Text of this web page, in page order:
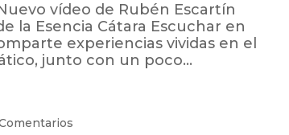
vídeo de Rubén Escartín
la Esencia Cátara Escuchar en
experiencias vividas en el
junto con un poco...